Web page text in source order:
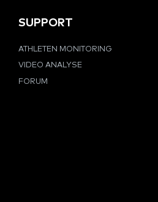
SUPPORT
ATHLETEN MONITORING
VIDEO ANALYSE
FORUM